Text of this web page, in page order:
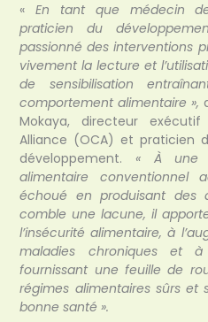
«En tant que médecin
praticien du
passionné des interventions
vivement la lecture et
de sensibilisation
comportement alimentaire »,
Mokaya, directeur exécutif
Alliance (OCA) et praticien
développement. « À une
alimentaire
échoué en produisant des
comble une lacune, il
l’insécurité alimentaire, à
maladies chroniques et
fournissant une feuille de
régimes alimentaires sûrs et
bonne santé ».